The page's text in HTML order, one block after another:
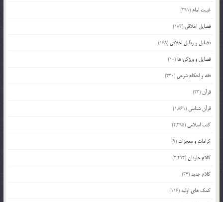
غیبت امام (291)
فضایل اخلاقی (183)
فضایل و رذایل اخلاقی (168)
فضایل و ویژگی ها (10)
فقه و احکام شرعی (340)
قرآن(23)
قرآن شناسی (1,861)
کتب اسلامی (2,295)
کرامات و معجزات (9)
کلام جاودان(2,293)
کلام جدید(34)
کمک های اولیه (116)